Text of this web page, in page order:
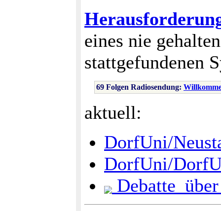
eines nie
stattgefundenen
69 Folgen Radiosendung:
aktuell:
DorfUni/
DorfUni/